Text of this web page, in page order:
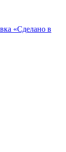
«Сделано в